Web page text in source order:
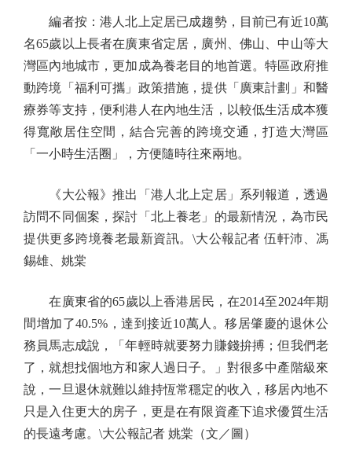
編者按：港人北上定居已成趨勢，目前已有近10萬
名65歲以上長者在廣東省定居，廣州、佛山、中山等大
灣區內地城市，更加成為養老目的地首選。特區政府推
動跨境「福利可攜」政策措施，提供「廣東計劃」和醫
療券等支持，便利港人在內地生活，以較低生活成本獲
得寬敞居住空間，結合完善的跨境交通，打造大灣區
「一小時生活圈」，方便隨時往來兩地。
《大公報》推出「港人北上定居」系列報道，透過
訪問不同個案，探討「北上養老」的最新情況，為市民
提供更多跨境養老最新資訊。\大公報記者 伍軒沛、馮
錫雄、姚棠
在廣東省的65歲以上香港居民，在2014至2024年期
間增加了40.5%，達到接近10萬人。移居肇慶的退休公
務員馬志成說，「年輕時就要努力賺錢拚搏；但我們老
了，就想找個地方和家人過日子。」對很多中產階級來
說，一旦退休就難以維持恆常穩定的收入，移居內地不
只是入住更大的房子，更是在有限資產下追求優質生活
的長遠考慮。\大公報記者 姚棠（文／圖）